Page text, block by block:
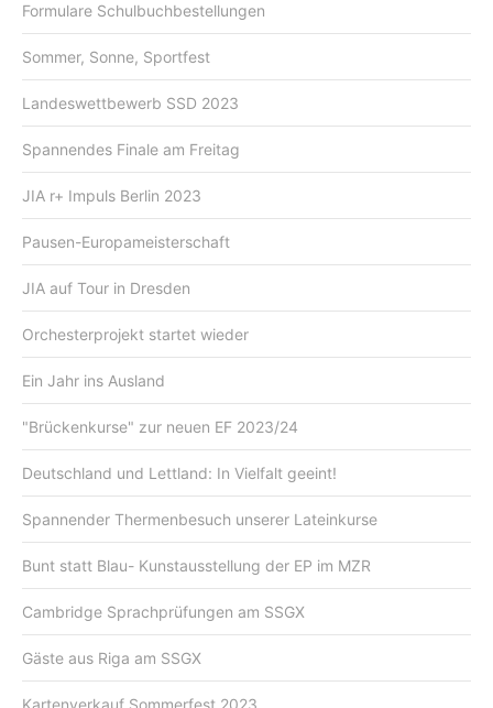
Formulare Schulbuchbestellungen
Sommer, Sonne, Sportfest
Landeswettbewerb SSD 2023
Spannendes Finale am Freitag
JIA r+ Impuls Berlin 2023
Pausen-Europameisterschaft
JIA auf Tour in Dresden
Orchesterprojekt startet wieder
Ein Jahr ins Ausland
"Brückenkurse" zur neuen EF 2023/24
Deutschland und Lettland: In Vielfalt geeint!
Spannender Thermenbesuch unserer Lateinkurse
Bunt statt Blau- Kunstausstellung der EP im MZR
Cambridge Sprachprüfungen am SSGX
Gäste aus Riga am SSGX
Kartenverkauf Sommerfest 2023